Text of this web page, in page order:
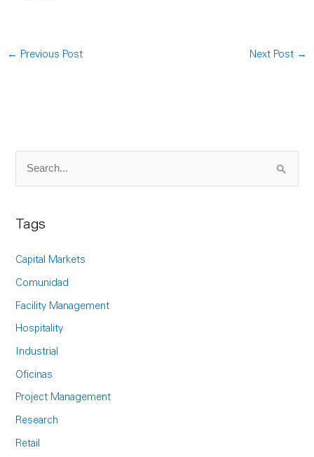
← Previous Post Next Post →
c
:
Tags
Capital Markets
Comunidad
Facility Management
Hospitality
Industrial
Oficinas
Project Management
Research
Retail